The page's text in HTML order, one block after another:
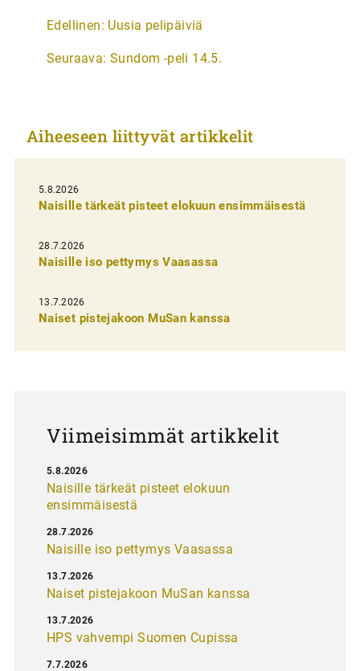
A
t
k
e
l
i
e
n
e
Edellinen: Uusia pelipäiviä
Seuraava: Sundom -peli 14.5.
Aiheeseen liittyvät artikkelit
5.8.2026
Naisille tärkeät pisteet elokuun ensimmäisestä
28.7.2026
Naisille iso pettymys Vaasassa
13.7.2026
Naiset pistejakoon MuSan kanssa
Viimeisimmät artikkelit
Naisille tärkeät pisteet elokuun
ensimmäisestä
5.8.2026
Naisille iso pettymys Vaasassa
28.7.2026
Naiset pistejakoon MuSan kanssa
13.7.2026
HPS vahvempi Suomen Cupissa
13.7.2026
7.7.2026